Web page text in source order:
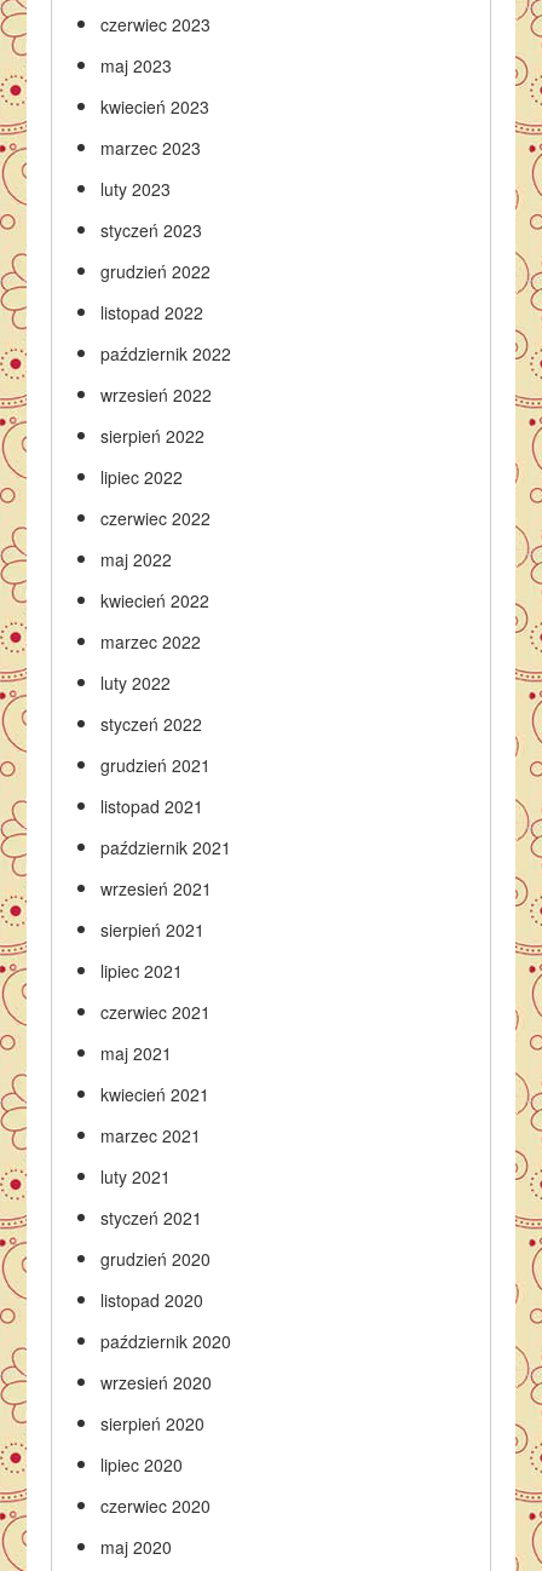
czerwiec 2023
maj 2023
kwiecień 2023
marzec 2023
luty 2023
styczeń 2023
grudzień 2022
listopad 2022
październik 2022
wrzesień 2022
sierpień 2022
lipiec 2022
czerwiec 2022
maj 2022
kwiecień 2022
marzec 2022
luty 2022
styczeń 2022
grudzień 2021
listopad 2021
październik 2021
wrzesień 2021
sierpień 2021
lipiec 2021
czerwiec 2021
maj 2021
kwiecień 2021
marzec 2021
luty 2021
styczeń 2021
grudzień 2020
listopad 2020
październik 2020
wrzesień 2020
sierpień 2020
lipiec 2020
czerwiec 2020
maj 2020